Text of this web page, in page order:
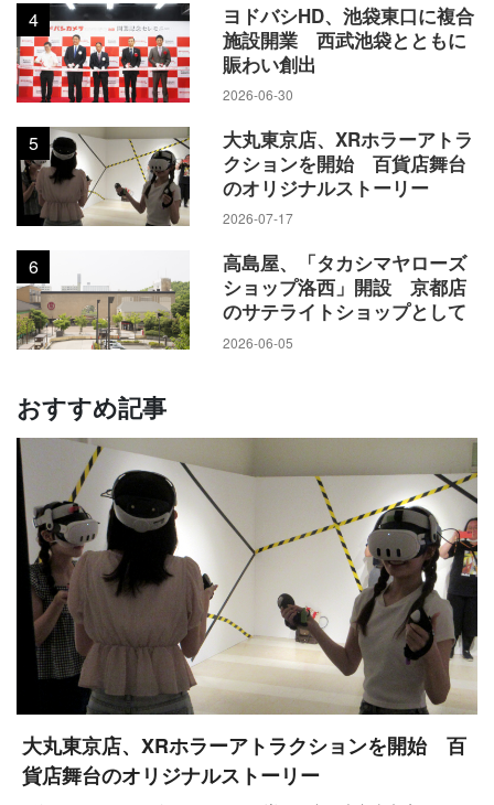
4
ヨドバシHD、池袋東口に複合
施設開業 西武池袋とともに
賑わい創出
2026-06-30
5
大丸東京店、XRホラーアトラ
クションを開始 百貨店舞台
のオリジナルストーリー
2026-07-17
6
高島屋、「タカシマヤローズ
ショップ洛西」開設 京都店
のサテライトショップとして
2026-06-05
おすすめ記事
大丸東京店、XRホラーアトラクションを開始 百
貨店舞台のオリジナルストーリー